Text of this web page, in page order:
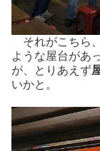
それがこちら、
ような屋台があ
が、とりあえず
いかと。